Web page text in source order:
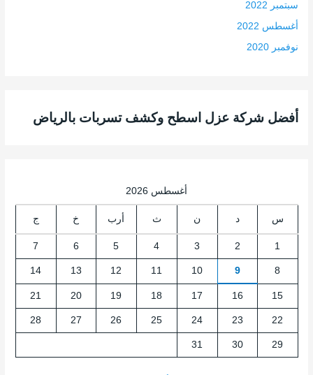
سبتمبر 2022
أغسطس 2022
نوفمبر 2020
أفضل شركة عزل اسطح وكشف تسربات بالرياض
أغسطس 2026
س د ن ث أرب خ ج
1
2
3
4
5
6
7
8
9
10
11
12
13
14
15
16
17
18
19
20
21
22
23
24
25
26
27
28
29
30
31